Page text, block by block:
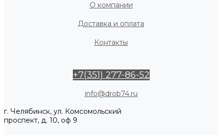
О компании
Доставка и оплата
Контакты
+7(351) 277-86-52
info@drob74.ru
г. Челябинск, ул. Комсомольский
проспект, д. 10, оф 9